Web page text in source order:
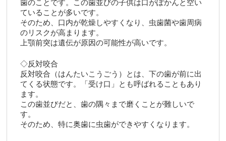
歯のことです。この歯並びの子供は口がぽかんと空い
ていることが多いです。
そのため、口内が乾燥しやすくなり、虫歯菌や歯周病
のリスクが高まります。
上顎前突は遺伝が原因の可能性が高いです。
◇反対咬合
反対咬合（はんたいこうごう）とは、下の歯が前に出
てくる状態です。「受け口」とも呼ばれることもあり
ます。
この歯並びだと、歯の隅々まで磨くことが難しいで
す。
そのため、特に奥歯に虫歯ができやすくなります。